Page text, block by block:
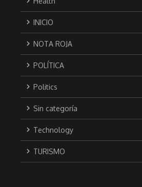
INICIO
NOTA ROJA
POLÍTICA
Politics
Sin categoría
Technology
TURISMO